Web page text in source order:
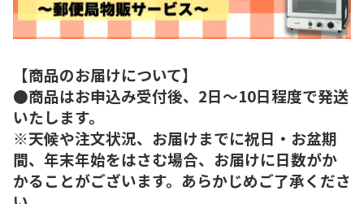
【商品のお届けについて】
●商品はお申込み受付後、2日～10日程度で発送
いたします。
※天候や注文状況、お届けまでに祝日・お盆期
間、年末年始をはさむ場合、お届けに日数がか
かることがございます。あらかじめご了承くださ